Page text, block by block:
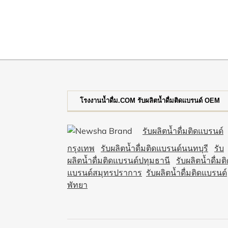
โรงงานน้ำดื่ม.COM รับผลิตน้ำดื่มติดแบรนด์ OEM
รับผลิตน้ำดื่มติดแบรนด์
กรุงเทพ
รับผลิตน้ำดื่มติดแบรนด์นนทบุรี
รับ
ผลิตน้ำดื่มติดแบรนด์ปทุมธานี
รับผลิตน้ำดื่ม
แบรนด์สมุทรปราการ รับผลิตน้ำดื่มติดแบรนด์
พัทยา